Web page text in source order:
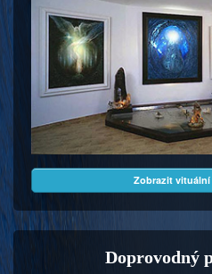
Zobrazit
Doprovodný